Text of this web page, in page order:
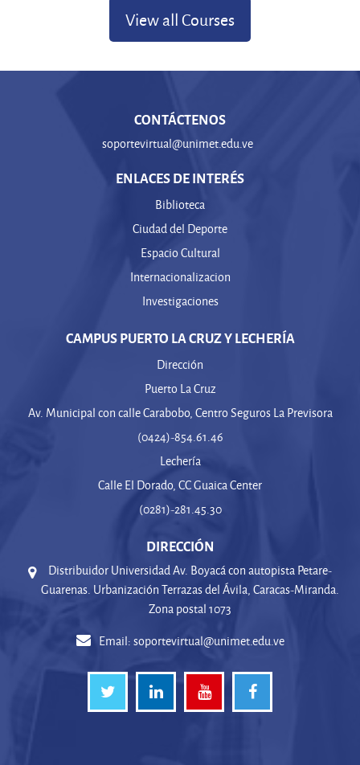
View all Courses
CONTÁCTENOS
soportevirtual@unimet.edu.ve
ENLACES DE INTERÉS
Biblioteca
Ciudad del Deporte
Espacio Cultural
Internacionalizacion
Investigaciones
CAMPUS PUERTO LA CRUZ Y LECHERÍA
Dirección
Puerto La Cruz
Av. Municipal con calle Carabobo, Centro Seguros La Previsora
(0424)-854.61.46
Lechería
Calle El Dorado, CC Guaica Center
(0281)-281.45.30
DIRECCIÓN
Distribuidor Universidad Av. Boyacá con autopista Petare-
Guarenas. Urbanización Terrazas del Ávila, Caracas-Miranda.
Zona postal 1073
Email:soportevirtual@unimet.edu.ve